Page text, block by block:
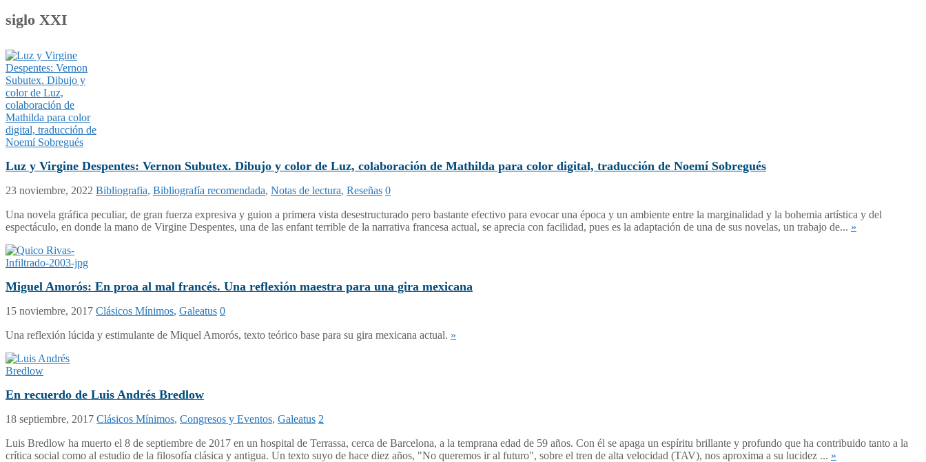
siglo XXI
Luz y Virgine Despentes: Vernon Subutex. Dibujo y color de Luz, colaboración de Mathilda para color digital, traducción de Noemí Sobregués
23 noviembre, 2022 Bibliografia, Bibliografía recomendada, Notas de lectura, Reseñas 0
Una novela gráfica peculiar, de gran fuerza expresiva y guion a primera vista desestructurado pero bastante efectivo para evocar una época y un ambiente entre la marginalidad y la bohemia artística y del
espectáculo, en donde la mano de Virgine Despentes, una de las enfant terrible de la narrativa francesa actual, se aprecia con facilidad, pues es la adaptación de una de sus novelas, un trabajo de... »
Miguel Amorós: En proa al mal francés. Una reflexión maestra para una gira mexicana
15 noviembre, 2017 Clásicos Mínimos, Galeatus 0
Una reflexión lúcida y estimulante de Miquel Amorós, texto teórico base para su gira mexicana actual. »
En recuerdo de Luis Andrés Bredlow
18 septiembre, 2017 Clásicos Mínimos, Congresos y Eventos, Galeatus 2
Luis Bredlow ha muerto el 8 de septiembre de 2017 en un hospital de Terrassa, cerca de Barcelona, a la temprana edad de 59 años. Con él se apaga un espíritu brillante y profundo que ha contribuido tanto a la
crítica social como al estudio de la filosofía clásica y antigua. Un texto suyo de hace diez años, "No queremos ir al futuro", sobre el tren de alta velocidad (TAV), nos aproxima a su lucidez ... »